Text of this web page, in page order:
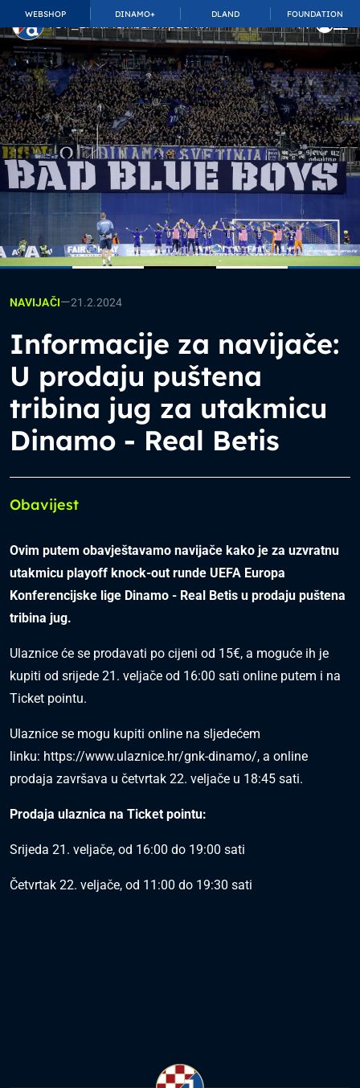
WEBSHOP DINAMO+ DLAND FOUNDATION
TOP_BAR.MembershipSuffix
NAVIJAČI—21.2.2024
Informacije za navijače:
U prodaju puštena
tribina jug za utakmicu
Dinamo - Real Betis
Obavijest
Ovim putem obavještavamo navijače kako je za uzvratnu
utakmicu playoff knock-out runde UEFA Europa
Konferencijske lige Dinamo - Real Betis u prodaju puštena
tribina jug.
Ulaznice će se prodavati po cijeni od 15€, a moguće ih je
kupiti od srijede 21. veljače od 16:00 sati online putem i na
Ticket pointu.
Ulaznice se mogu kupiti online na sljedećem
linku: https://www.ulaznice.hr/gnk-dinamo/, a online
prodaja završava u četvrtak 22. veljače u 18:45 sati.
Prodaja ulaznica na Ticket pointu:
Srijeda 21. veljače, od 16:00 do 19:00 sati
Četvrtak 22. veljače, od 11:00 do 19:30 sati